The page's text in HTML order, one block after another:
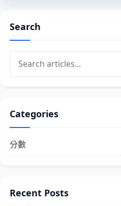
Search
Categories
分數
Recent Posts